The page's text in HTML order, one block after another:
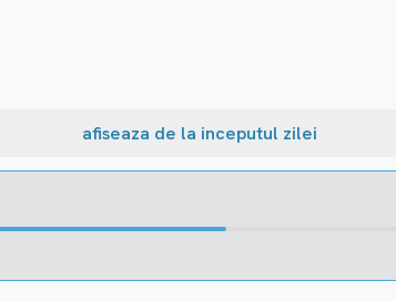
afiseaza de la inceputul zilei